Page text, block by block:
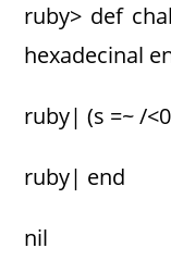
ruby> def
hexadecinal
ruby| (s =~ /
ruby| end
nil